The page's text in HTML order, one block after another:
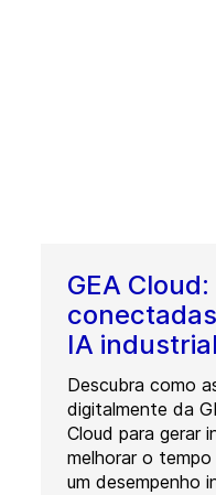
GEA
IA industrial
Descubra como
digitalmente da
Cloud para gerar
melhorar o
um desempenho